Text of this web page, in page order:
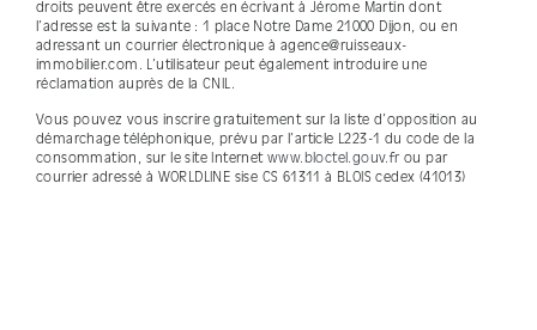
droits peuvent être exercés en écrivant à Jérome Martin dont
l’adresse est la suivante : 1 place Notre Dame 21000 Dijon, ou en
adressant un courrier électronique à agence@ruisseaux-
immobilier.com. L’utilisateur peut également introduire une
réclamation auprès de la CNIL.
Vous pouvez vous inscrire gratuitement sur la liste d’opposition au
démarchage téléphonique, prévu par l’article L223-1 du code de la
consommation, sur le site Internet www.bloctel.gouv.fr ou par
courrier adressé à WORLDLINE sise CS 61311 à BLOIS cedex (41013)